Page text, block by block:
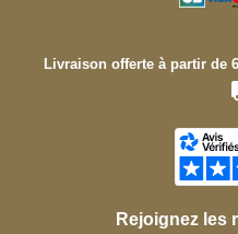
Livraison offerte à partir de
Rejoignez les